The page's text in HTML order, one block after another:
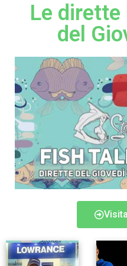
Le dirette
del